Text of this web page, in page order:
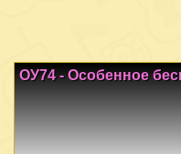
ОУ74 - Особенное